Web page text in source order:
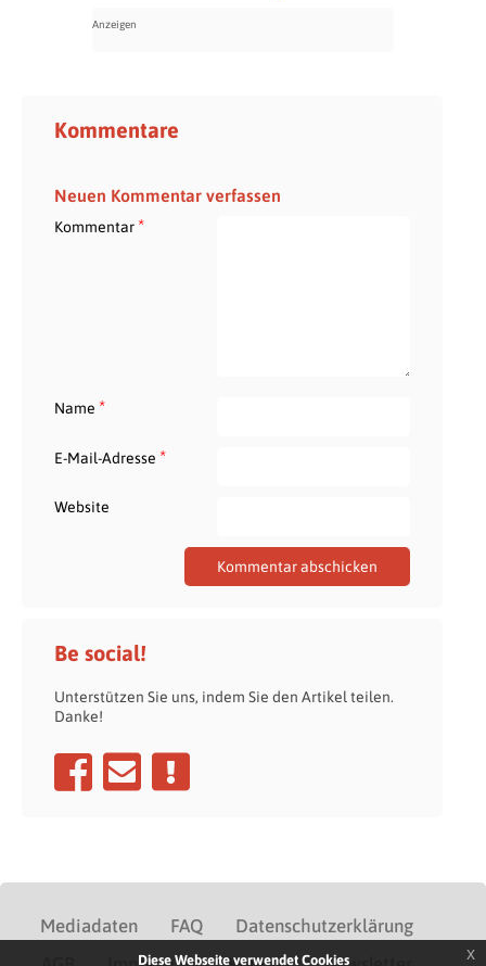
Kommentare
Neuen Kommentar verfassen
Kommentar*
Name *
E-Mail-Adresse *
Website
Be social!
Unterstützen Sie uns, indem Sie den Artikel teilen.
Danke!
Mediadaten FAQ
Datenschutzerklärung
Diese Webseite verwendet Cookies x